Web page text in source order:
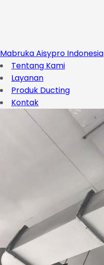
Mabruka Aisypro Indonesia
Tentang Kami
Layanan
Produk Ducting
Kontak